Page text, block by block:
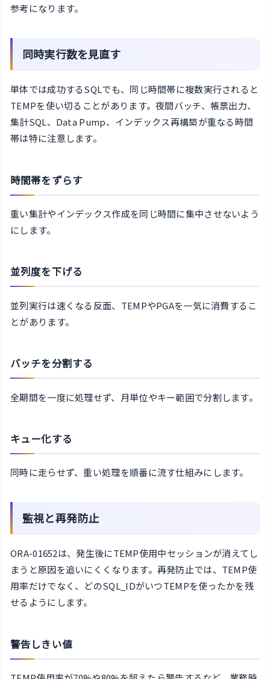
参考になります。
同時実行数を見直す
単体では成功するSQLでも、同じ時間帯に複数実行されると
TEMPを使い切ることがあります。夜間バッチ、帳票出力、
集計SQL、Data Pump、インデックス再構築が重なる時間
帯は特に注意します。
時間帯をずらす
重い集計やインデックス作成を同じ時間に集中させないよう
にします。
並列度を下げる
並列実行は速くなる反面、TEMPやPGAを一気に消費するこ
とがあります。
バッチを分割する
全期間を一度に処理せず、月単位やキー範囲で分割します。
キュー化する
同時に走らせず、重い処理を順番に流す仕組みにします。
監視と再発防止
ORA-01652は、発生後にTEMP使用中セッションが消えてし
まうと原因を追いにくくなります。再発防止では、TEMP使
用率だけでなく、どのSQL_IDがいつTEMPを使ったかを残
せるようにします。
警告しきい値